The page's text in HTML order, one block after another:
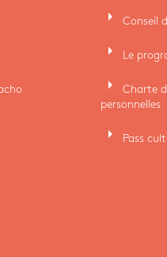
arrow_right Conseil
arrow_right Le
arrow_right
Charte
personnelles
arrow_right Pass